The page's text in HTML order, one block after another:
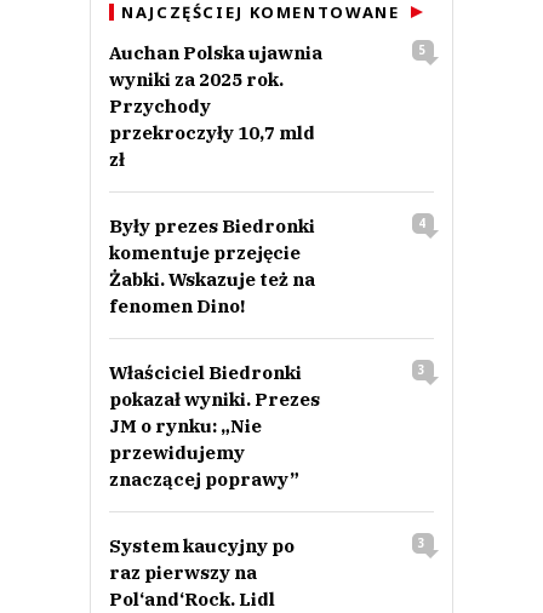
NAJCZĘŚCIEJ KOMENTOWANE
Auchan Polska ujawnia
wyniki za 2025 rok.
Przychody
przekroczyły 10,7 mld
zł
5
Były prezes Biedronki
komentuje przejęcie
Żabki. Wskazuje też na
fenomen Dino!
4
Właściciel Biedronki
pokazał wyniki. Prezes
JM o rynku: „Nie
przewidujemy
znaczącej poprawy”
3
System kaucyjny po
raz pierwszy na
Pol‘and‘Rock. Lidl
3